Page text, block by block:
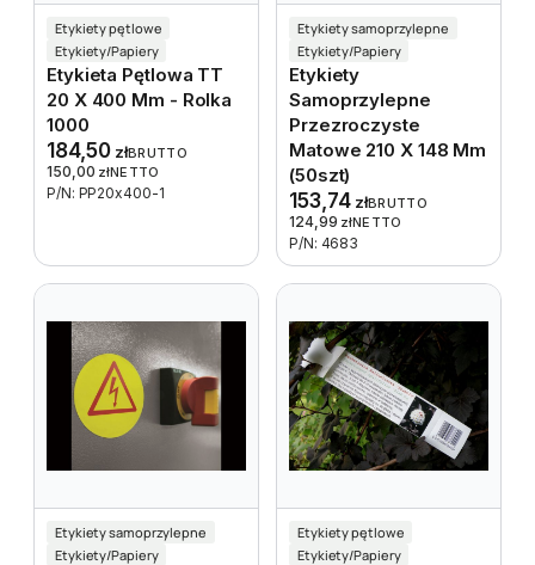
Etykiety pętlowe
Etykiety/Papiery
Etykieta Pętlowa TT
20 X 400 Mm - Rolka
1000
184,50 złBRUTTO
150,00 złNETTO
P/N: PP20x400-1
Etykiety samoprzylepne
Etykiety/Papiery
Etykiety
Samoprzylepne
Przezroczyste
Matowe 210 X 148 Mm
(50szt)
153,74 złBRUTTO
124,99 złNETTO
P/N: 4683
Etykiety samoprzylepne
Etykiety/Papiery
Etykiety pętlowe
Etykiety/Papiery